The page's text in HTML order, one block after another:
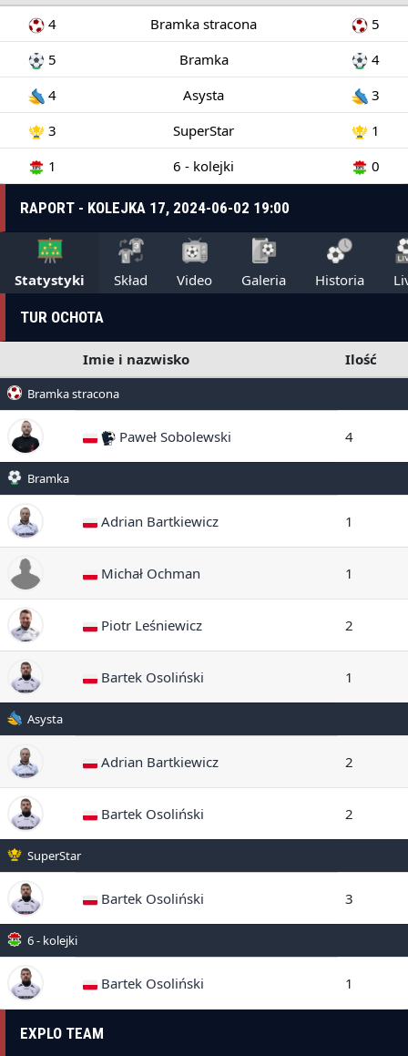
4
Bramka stracona
5
5
Bramka
4
4
Asysta
3
3
SuperStar
1
1
6 - kolejki 0
RAPORT - KOLEJKA 17, 2024-06-02 19:00
Statystyki Skład Video Galeria Historia
TUR OCHOTA
Imie i nazwisko Ilość
Bramka stracona
Paweł Sobolewski 4
Bramka
Adrian Bartkiewicz 1
Michał Ochman 1
Piotr Leśniewicz 2
Bartek Osoliński 1
Asysta
Adrian Bartkiewicz 2
Bartek Osoliński 2
SuperStar
Bartek Osoliński 3
6 - kolejki
Bartek Osoliński 1
EXPLO TEAM